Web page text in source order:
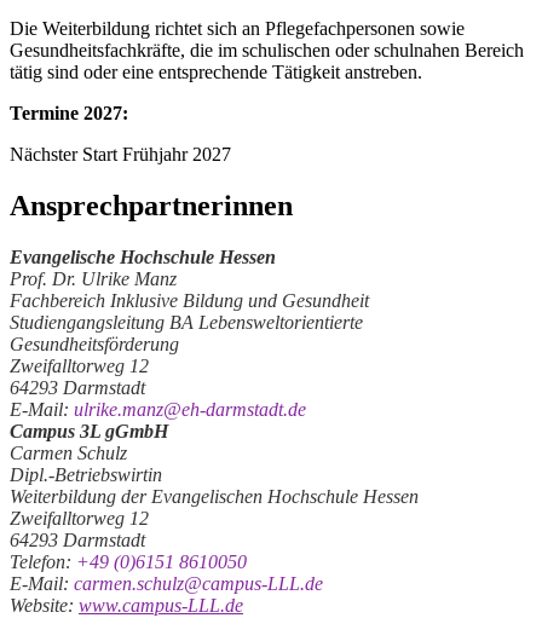
Die Weiterbildung richtet sich an Pflegefachpersonen sowie
Gesundheitsfachkräfte, die im schulischen oder schulnahen Bereich
tätig sind oder eine entsprechende Tätigkeit anstreben.
Termine 2027:
Nächster Start Frühjahr 2027
Ansprechpartnerinnen
Evangelische Hochschule Hessen
Prof. Dr. Ulrike Manz
Fachbereich Inklusive Bildung und Gesundheit
Studiengangsleitung BA Lebensweltorientierte
Gesundheitsförderung
Zweifalltorweg 12
64293 Darmstadt
E-Mail: ulrike.manz@eh-darmstadt.de
Campus 3L gGmbH
Carmen Schulz
Dipl.-Betriebswirtin
Weiterbildung der Evangelischen Hochschule Hessen
Zweifalltorweg 12
64293 Darmstadt
Telefon: +49 (0)6151 8610050
E-Mail: carmen.schulz@campus-LLL.de
Website: www.campus-LLL.de